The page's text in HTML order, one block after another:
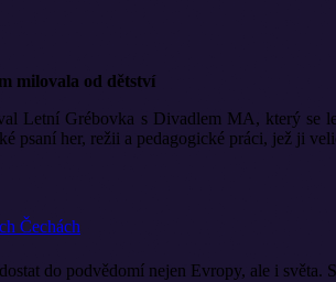
milovala od dětství
Letní Grébovka s Divadlem MA, který se
psaní her, režii a pedagogické práci, jež ji
Čechách
do podvědomí nejen Evropy, ale i